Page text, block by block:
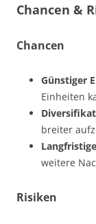
Chancen &
Chancen
Günstiger
Einheiten
breiter
weitere
Risiken